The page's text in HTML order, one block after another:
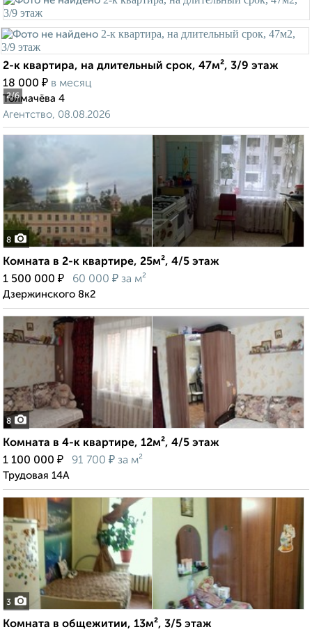
2/6
2-к квартира, на длительный срок, 47м², 3/9 этаж
18 000 ₽ в месяц
Толмачёва 4
Агентство, 08.08.2026
8
Комната в 2-к квартире, 25м², 4/5 этаж
1 500 000 ₽ 60 000 ₽ за м²
Дзержинского 8к2
8
Комната в 4-к квартире, 12м², 4/5 этаж
1 100 000 ₽ 91 700 ₽ за м²
Трудовая 14А
3
Комната в общежитии, 13м², 3/5 этаж